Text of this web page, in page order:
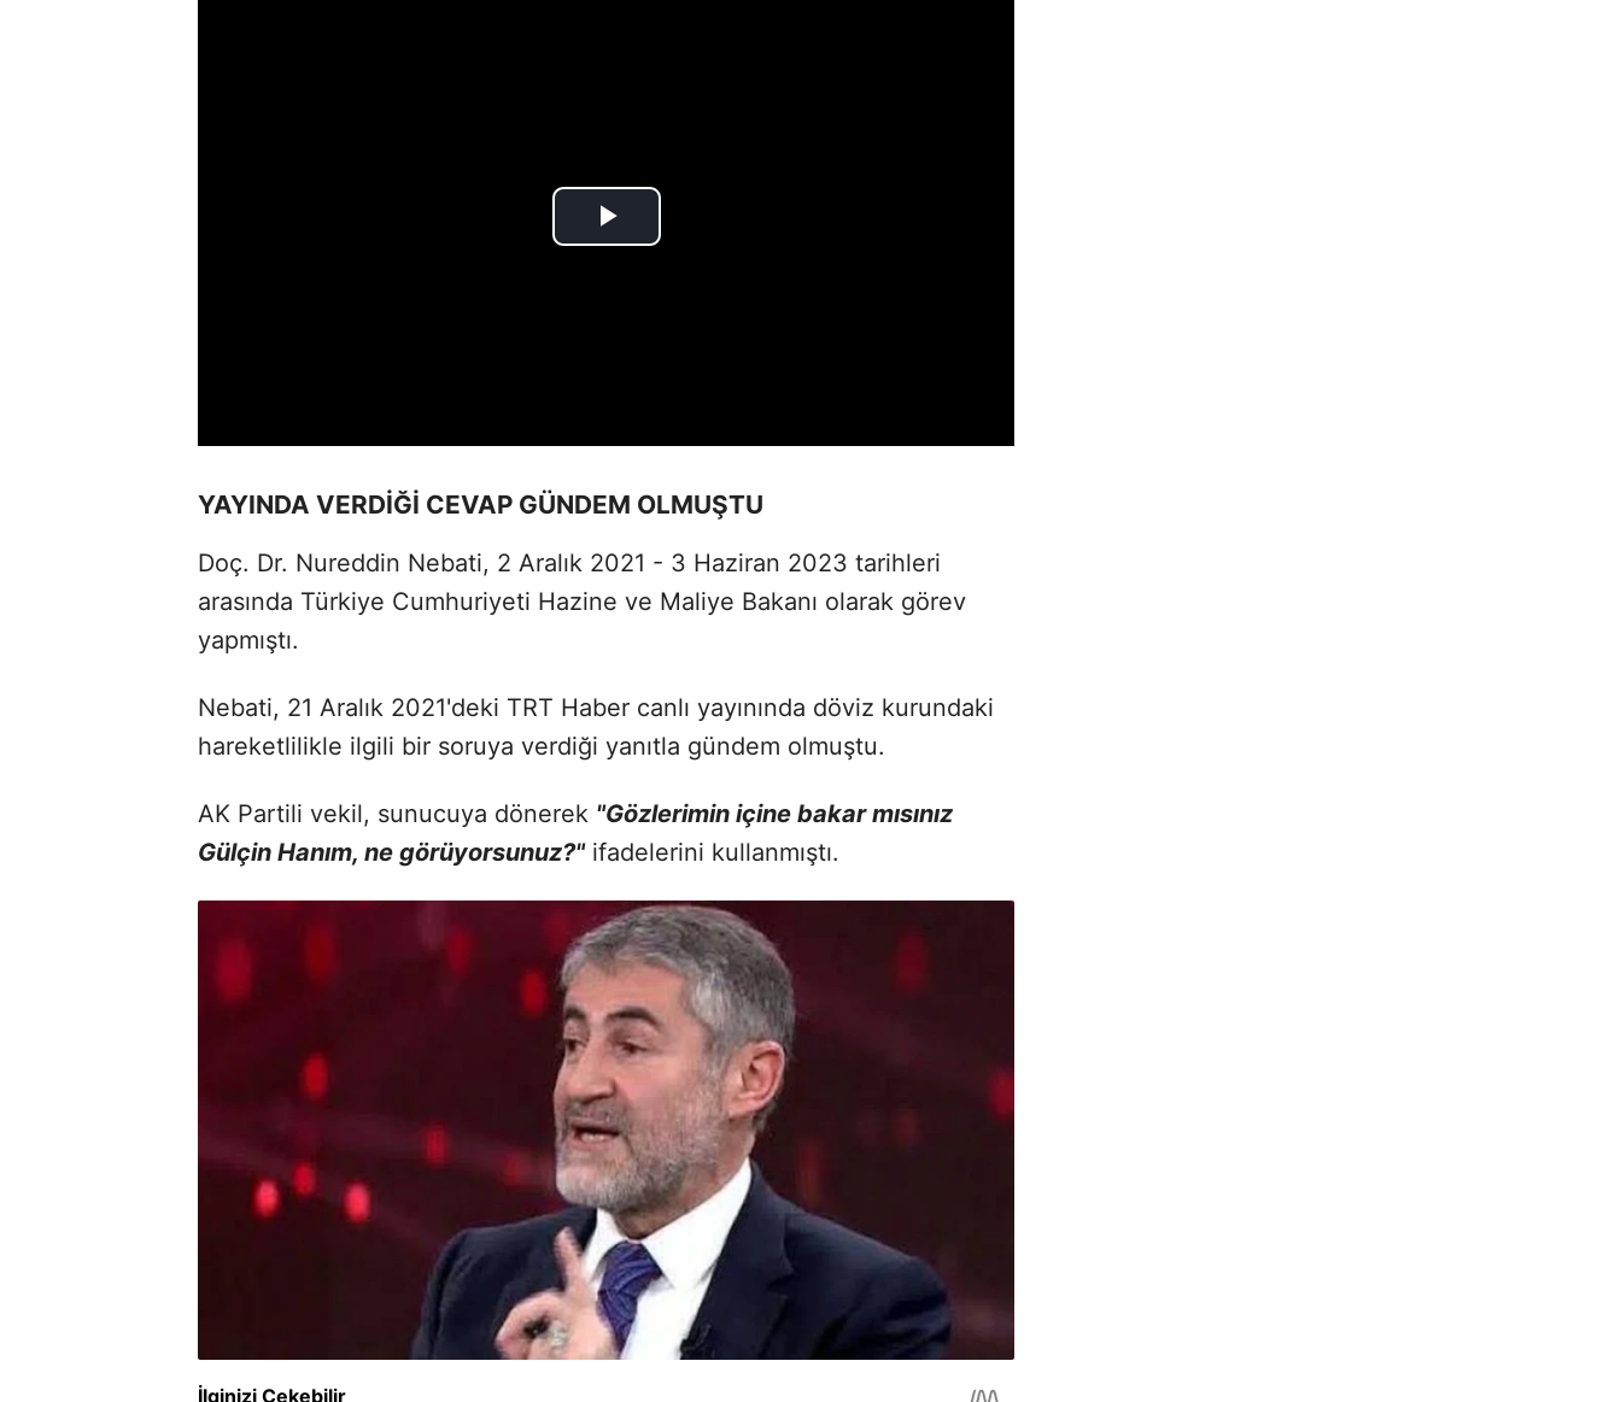
YAYINDA VERDİĞİ CEVAP GÜNDEM OLMUŞTU
Doç. Dr. Nureddin Nebati, 2 Aralık 2021 - 3 Haziran 2023 tarihleri
arasında Türkiye Cumhuriyeti Hazine ve Maliye Bakanı olarak görev
yapmıştı.
Nebati, 21 Aralık 2021'deki TRT Haber canlı yayınında döviz kurundaki
hareketlilikle ilgili bir soruya verdiği yanıtla gündem olmuştu.
AK Partili vekil, sunucuya dönerek "Gözlerimin içine bakar mısınız
Gülçin Hanım, ne görüyorsunuz?"ifadelerini kullanmıştı.